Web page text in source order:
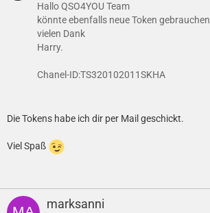
Hallo QSO4YOU Team
könnte ebenfalls neue Token gebrauchen
vielen Dank
Harry.
Chanel-ID:TS320102011SKHA
Die Tokens habe ich dir per Mail geschickt.
Viel Spaß
marksanni